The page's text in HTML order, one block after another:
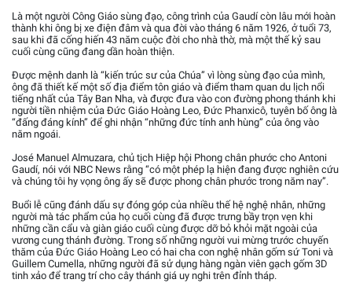
Là một người Công Giáo sùng đạo, công trình của Gaudí còn lâu mới hoàn
thành khi ông bị xe điện đâm và qua đời vào tháng 6 năm 1926, ở tuổi 73,
sau khi đã cống hiến 43 năm cuộc đời cho nhà thờ, mà một thế kỷ sau
cuối cùng cũng đang dần hoàn thiện.
Được mệnh danh là “kiến trúc sư của Chúa” vì lòng sùng đạo của mình,
ông đã thiết kế một số địa điểm tôn giáo và điểm tham quan du lịch nổi
tiếng nhất của Tây Ban Nha, và được đưa vào con đường phong thánh khi
người tiền nhiệm của Đức Giáo Hoàng Leo, Đức Phanxicô, tuyên bố ông là
“đấng đáng kính” để ghi nhận “những đức tính anh hùng” của ông vào
năm ngoái.
José Manuel Almuzara, chủ tịch Hiệp hội Phong chân phước cho Antoni
Gaudí, nói với NBC News rằng “có một phép lạ hiện đang được nghiên cứu
và chúng tôi hy vọng ông ấy sẽ được phong chân phước trong năm nay”.
Buổi lễ cũng đánh dấu sự đóng góp của nhiều thế hệ nghệ nhân, những
người mà tác phẩm của họ cuối cùng đã được trưng bầy trọn vẹn khi
những cần cẩu và giàn giáo cuối cùng được dỡ bỏ khỏi mặt ngoài của
vương cung thánh đường. Trong số những người vui mừng trước chuyến
thăm của Đức Giáo Hoàng Leo có hai cha con nghệ nhân gốm sứ Toni và
Guillem Cumella, những người đã sử dụng hàng ngàn viên gạch gốm 3D
tinh xảo để trang trí cho cây thánh giá uy nghi trên đỉnh tháp.